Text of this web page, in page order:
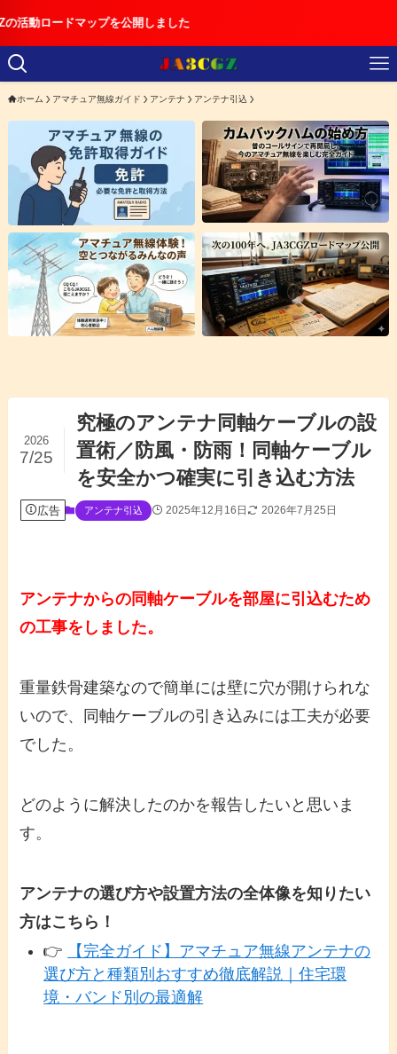
プを公開しました
ホーム アマチュア無線ガイド アンテナ アンテナ引込
究極のアンテナ同軸ケーブルの設
置術／防風・防雨！同軸ケーブル
を安全かつ確実に引き込む方法
2026
7/25
広告 アンテナ引込 2025年12月16日 2026年7月25日
アンテナからの同軸ケーブルを部屋に引込むため
の工事をしました。
重量鉄骨建築なので簡単には壁に穴が開けられな
いので、同軸ケーブルの引き込みには工夫が必要
でした。
どのように解決したのかを報告したいと思いま
す。
アンテナの選び方や設置方法の全体像を知りたい
方はこちら！
👉
【完全ガイド】アマチュア無線アンテナの
選び方と種類別おすすめ徹底解説｜住宅環
境・バンド別の最適解